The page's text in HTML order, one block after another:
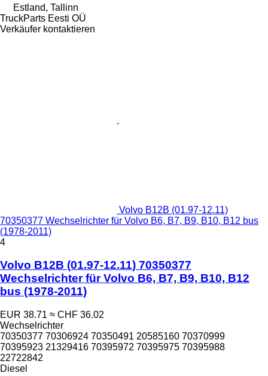
Estland, Tallinn
TruckParts Eesti OÜ
Verkäufer kontaktieren
Volvo B12B (01.97-12.11)
70350377 Wechselrichter für Volvo B6, B7, B9, B10, B12 bus
(1978-2011)
4
Volvo B12B (01.97-12.11) 70350377
Wechselrichter für Volvo B6, B7, B9, B10, B12
bus (1978-2011)
EUR 38.71 ≈ CHF 36.02
Wechselrichter
70350377 70306924 70350491 20585160 70370999
70395923 21329416 70395972 70395975 70395988
22722842
Diesel